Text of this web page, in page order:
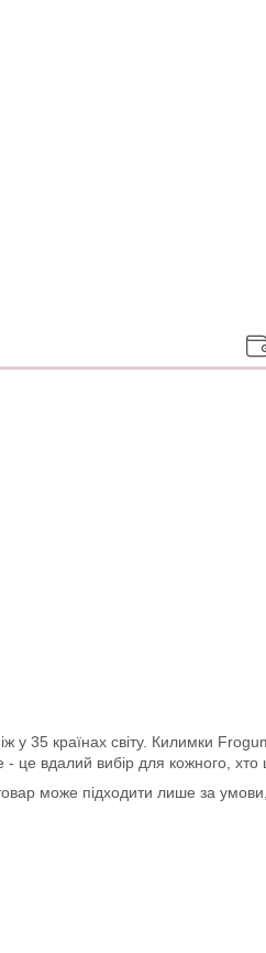
у 35 країнах світу. Килимки
вдалий вибір для кожного, хто
може підходити лише за